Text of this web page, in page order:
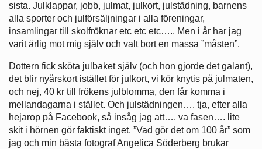
sista. Julklappar, jobb, julmat, julkort, julstädning, barnens
alla sporter och julförsäljningar i alla föreningar,
insamlingar till skolfröknar etc etc etc….. Men i år har jag
varit ärlig mot mig själv och valt bort en massa ”måsten”.
Dottern fick sköta julbaket själv (och hon gjorde det galant),
det blir nyårskort istället för julkort, vi kör knytis på julmaten,
och nej, 40 kr till frökens julblomma, den får komma i
mellandagarna i stället. Och julstädningen…. tja, efter alla
hejarop på Facebook, så insåg jag att…. va fasen…. lite
skit i hörnen gör faktiskt inget. ”Vad gör det om 100 år” som
jag och min bästa fotograf Angelica Söderberg brukar